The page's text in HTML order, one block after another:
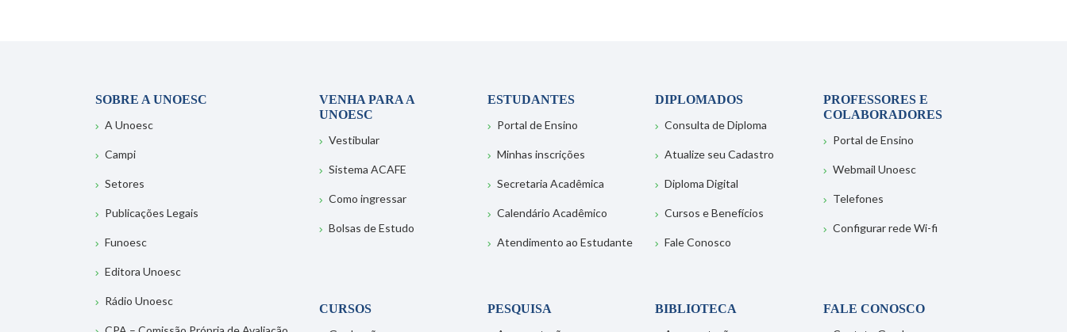
SOBRE A UNOESC
A Unoesc
Campi
Setores
Publicações Legais
Funoesc
Editora Unoesc
Rádio Unoesc
VENHA PARA A
UNOESC
Vestibular
Sistema ACAFE
Como ingressar
Bolsas de Estudo
ESTUDANTES
Portal de Ensino
Minhas inscrições
Secretaria Acadêmica
Calendário Acadêmico
Atendimento ao Estudante
DIPLOMADOS
Consulta de Diploma
Atualize seu Cadastro
Diploma Digital
Cursos e Benefícios
Fale Conosco
PROFESSORES E
COLABORADORES
Portal de Ensino
Webmail Unoesc
Telefones
Configurar rede Wi-fi
CURSOS
PESQUISA
BIBLIOTECA
FALE CONOSCO